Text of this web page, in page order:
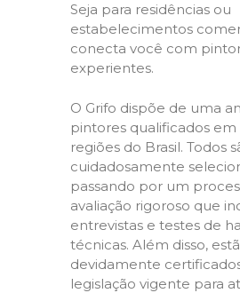
Seja para residências ou
estabelecimentos
conecta você com
experientes.
O Grifo dispõe de uma
pintores qualificados em
regiões do Brasil. Todos
cuidadosamente
passando por um
avaliação rigoroso que
entrevistas e testes de
técnicas. Além disso,
devidamente
legislação vigente para